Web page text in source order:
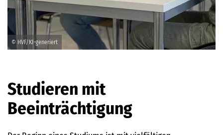
© HVF/KI-generiert
Studieren mit
Beeinträchtigung